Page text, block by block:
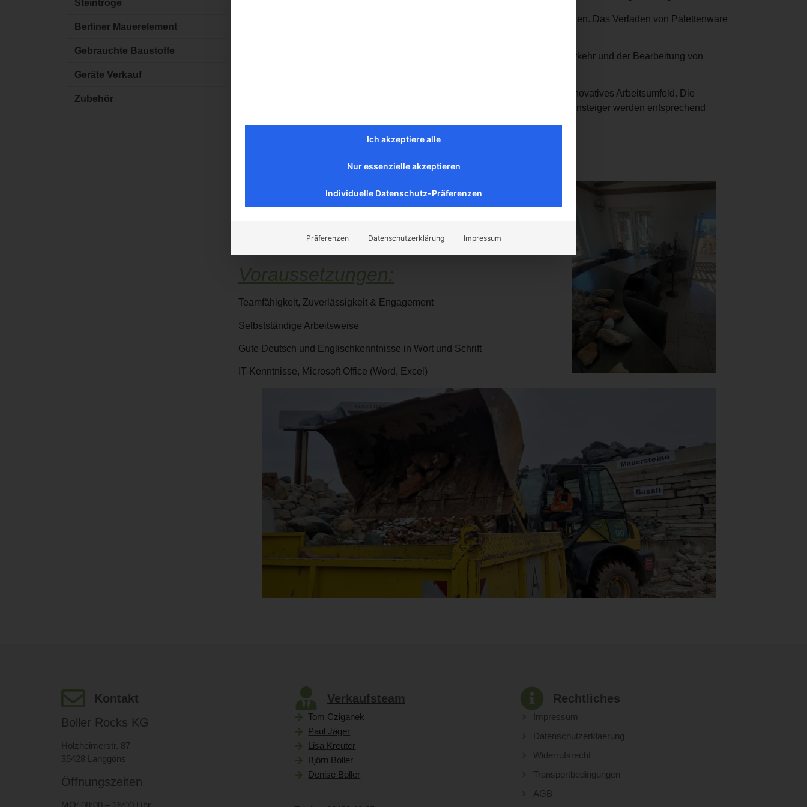
Steintröge
Berliner Mauerelement
Gebrauchte Baustoffe
Geräte Verkauf
Zubehör
Eine besondere Herausforderung bei uns besteht im bedienen von Baumaschinen. Das Verladen von Palettenware
Dein Arbeitsplatz wird unser Bollerrocks Büro sein, wo du neben dem Email-Verkehr und der Bearbeitung von
Wir bieten flexible Arbeitszeiten und unkomplizierte Entscheidungswege, ein innovatives Arbeitsumfeld. Die
persönliche und fachliche Weiterentwicklung stehen ebenfalls im Fokus. Quereinsteiger werden entsprechend
Voraussetzungen:
Teamfähigkeit, Zuverlässigkeit & Engagement
Selbstständige Arbeitsweise
Gute Deutsch und Englischkenntnisse in Wort und Schrift
IT-Kenntnisse, Microsoft Office (Word, Excel)
Kontakt
Boller Rocks KG
Holzheimerstr. 87
35428 Langgöns
Öffnungszeiten
MO: 08:00 – 16:00 Uhr
Verkaufsteam
Tom Cziganek
Paul Jäger
Lisa Kreuter
Björn Boller
Denise Boller
Rechtliches
Impressum
Datenschutzerklaerung
Widerrufsrecht
Transportbedingungen
AGB
Ich akzeptiere alle
Nur essenzielle akzeptieren
Individuelle Datenschutz-Präferenzen
Präferenzen Datenschutzerklärung Impressum